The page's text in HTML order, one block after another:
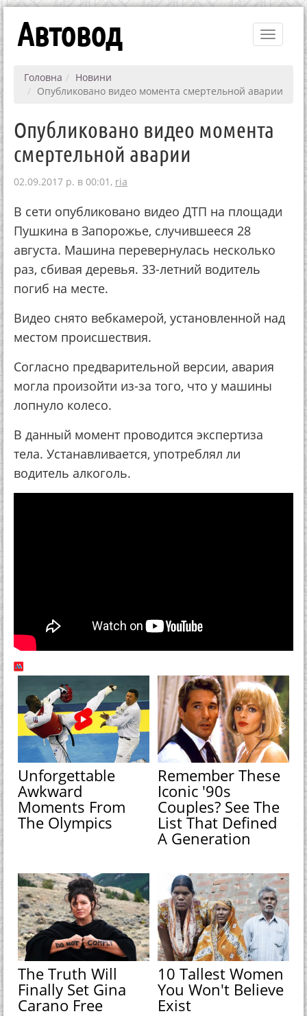
Toggle
Автовод
Головна
Новини
Опубликовано видео момента смертельной аварии
Опубликовано видео момента
смертельной аварии
02.09.2017 р. в 00:01, ria
В сети опубликовано видео ДТП на площади
Пушкина в Запорожье, случившееся 28
августа. Машина перевернулась несколько
раз, сбивая деревья. 33-летний водитель
погиб на месте.
Видео снято вебкамерой, установленной над
местом происшествия.
Согласно предварительной версии, авария
могла произойти из-за того, что у машины
лопнуло колесо.
В данный момент проводится экспертиза
тела. Устанавливается, употреблял ли
водитель алкоголь.
Unforgettable
Awkward
Moments From
The Olympics
Remember These
Iconic '90s
Couples? See The
List That Defined
A Generation
The Truth Will
Finally Set Gina
Carano Free
10 Tallest Women
You Won't Believe
Exist